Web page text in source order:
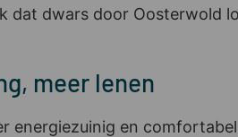
dwars door Oosterwold
meer lenen
energiezuinig en